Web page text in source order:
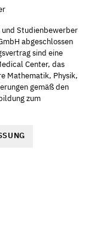
Studienbewerber
abgeschlossen
sind eine
Center, das
Mathematik, Physik,
gemäß den
zum